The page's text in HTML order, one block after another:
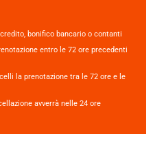
bonifico bancario o contanti
entro le 72 ore precedenti
la prenotazione tra le 72 ore e le
avverrà nelle 24 ore